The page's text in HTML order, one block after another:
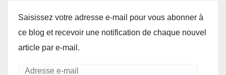
Saisissez votre adresse e-mail pour vous abonner à
ce blog et recevoir une notification de chaque nouvel
article par e-mail.
Adresse